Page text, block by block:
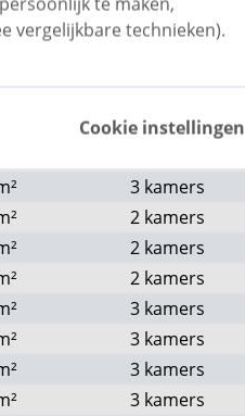
2 kamers
2 kamers
2 kamers
3 kamers
2 kamers
2 kamers
2 kamers
3 kamers
3 kamers
3 kamers
3 kamers
vergelijkbare technieken).
Cookie instellingen